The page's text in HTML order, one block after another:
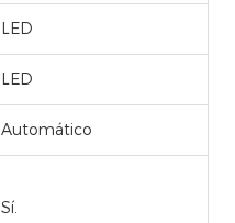
LED
LED
Automático
Sí.